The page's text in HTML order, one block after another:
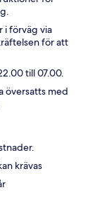
i förväg via
för att
till 07.00.
översatts med
krävas